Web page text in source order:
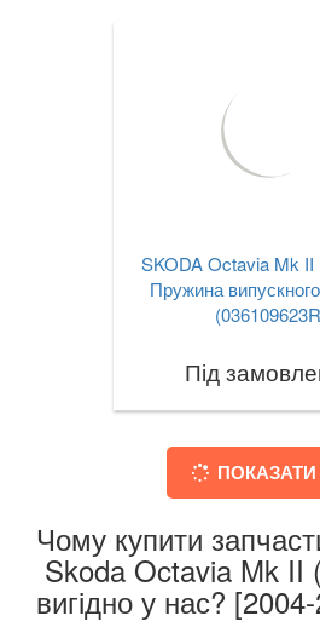
SKODA Octavia Mk II
Пружина
Під
Чому купити
Skoda Octavia Mk II
вигідно у нас?